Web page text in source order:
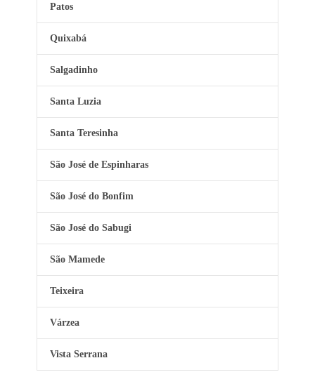
Patos
Quixabá
Salgadinho
Santa Luzia
Santa Teresinha
São José de Espinharas
São José do Bonfim
São José do Sabugi
São Mamede
Teixeira
Várzea
Vista Serrana